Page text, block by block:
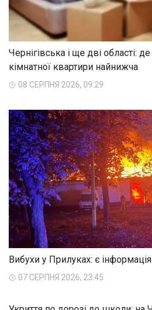
Чернігівська і ще дві області:
кімнатної квартири найнижча
08 СЕРПНЯ 2026, 09:29
Вибухи у Прилуках: є
07 СЕРПНЯ 2026, 23:45